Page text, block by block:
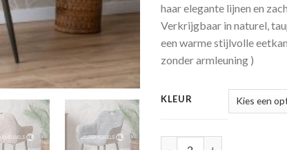
haar elegante lijnen en
Verkrijgbaar in naturel,
een warme stijlvolle
zonder armleuning )
KLEUR